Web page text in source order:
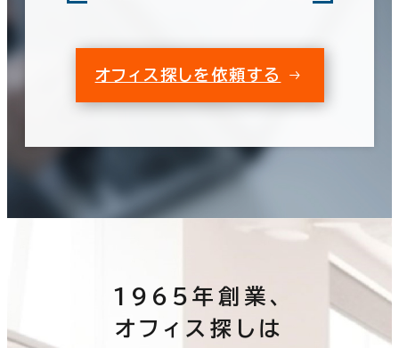
オフィス探しを依頼する
1965年創業、
オフィス探しは